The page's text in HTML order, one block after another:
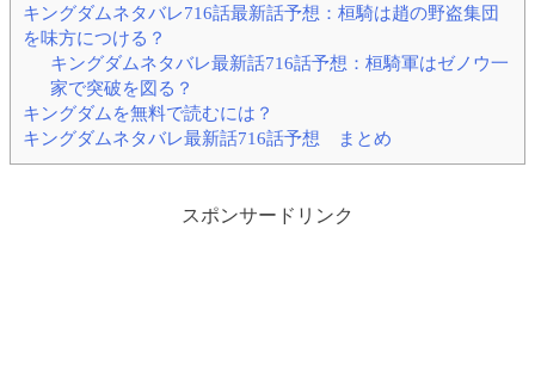
キングダムネタバレ716話最新話予想：桓騎は趙の野盗集団
を味方につける？
キングダムネタバレ最新話716話予想：桓騎軍はゼノウ一
家で突破を図る？
キングダムを無料で読むには？
キングダムネタバレ最新話716話予想 まとめ
スポンサードリンク